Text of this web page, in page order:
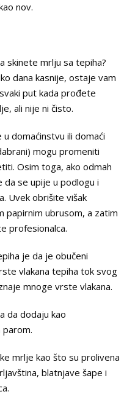
nov.
skinete mrlju sa tepiha?
dana kasnije, ostaje vam
put kada prođete
ali nije ni čisto.
domaćinstvu ili domaći
mogu promeniti
Osim toga, ako odmah
da se upije u podlogu i
Uvek obrišite višak
papirnim ubrusom, a zatim
profesionalca.
je da je obučeni
vlakana tepiha tok svog
mnoge vrste vlakana.
da dodaju kao
mrlje kao što su prolivena
blatnjave šape i